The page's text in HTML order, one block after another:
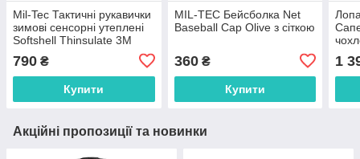
Mil-Tec Тактичні рукавички
зимові сенсорні утеплені
Softshell Thinsulate 3M
790 ₴
Купити
MIL-TEC Бейсболка Net
Baseball Cap Olive з сіткою
360₴
Купити
1
Акційні пропозиції та новинки